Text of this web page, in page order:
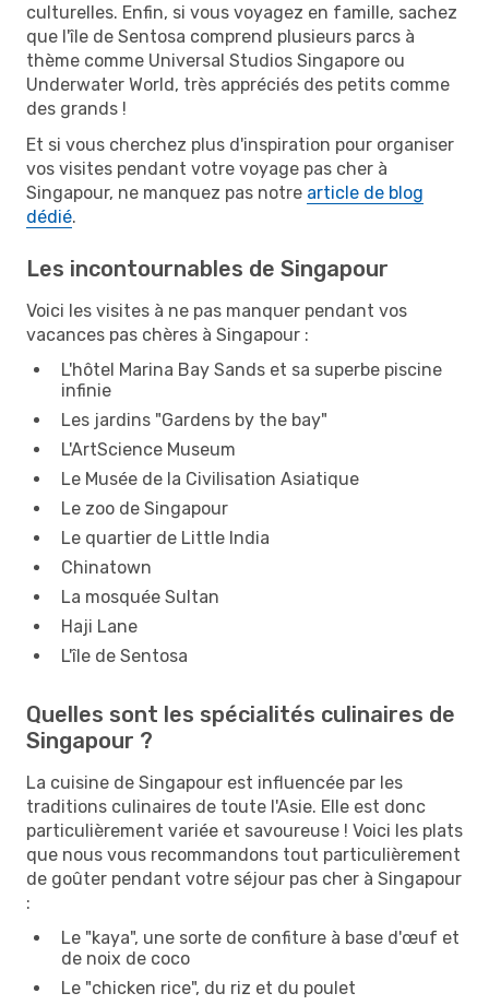
culturelles. Enfin, si vous voyagez en famille, sachez
que l'île de Sentosa comprend plusieurs parcs à
thème comme Universal Studios Singapore ou
Underwater World, très appréciés des petits comme
des grands !
Et si vous cherchez plus d'inspiration pour organiser
vos visites pendant votre voyage pas cher à
Singapour, ne manquez pas notre article de blog
dédié.
Les incontournables de Singapour
Voici les visites à ne pas manquer pendant vos
vacances pas chères à Singapour :
L'hôtel Marina Bay Sands et sa superbe piscine
infinie
Les jardins "Gardens by the bay"
L'ArtScience Museum
Le Musée de la Civilisation Asiatique
Le zoo de Singapour
Le quartier de Little India
Chinatown
La mosquée Sultan
Haji Lane
L'île de Sentosa
Quelles sont les spécialités culinaires de
Singapour ?
La cuisine de Singapour est influencée par les
traditions culinaires de toute l'Asie. Elle est donc
particulièrement variée et savoureuse ! Voici les plats
que nous vous recommandons tout particulièrement
de goûter pendant votre séjour pas cher à Singapour
:
Le "kaya", une sorte de confiture à base d'œuf et
de noix de coco
Le "chicken rice", du riz et du poulet